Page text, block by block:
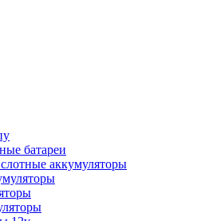
батареи
аккумуляторы